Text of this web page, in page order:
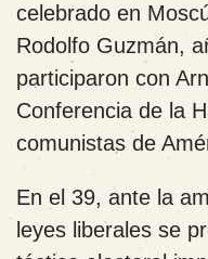
celebrado en
Rodolfo Guzmán,
participaron con
Conferencia de la
comunistas de
En el 39, ante la
leyes liberales se